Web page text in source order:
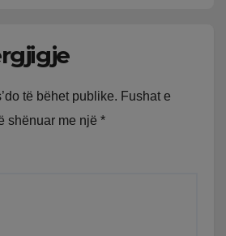
të bëhet publike. Fushat e
shënuar me një *